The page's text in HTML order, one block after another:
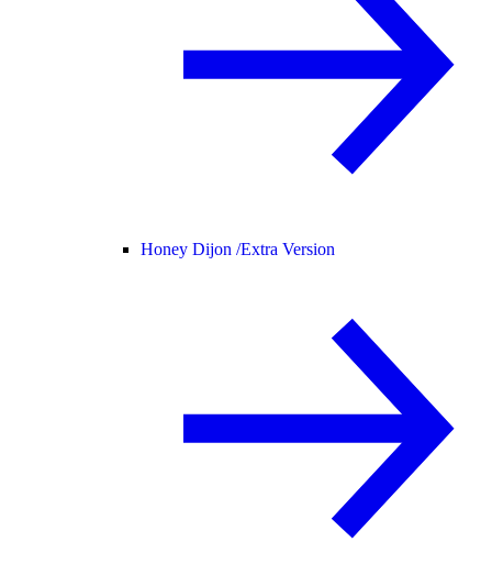
Honey Dijon /Extra Version